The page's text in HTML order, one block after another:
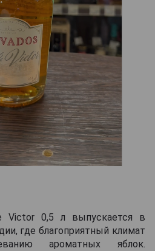
Victor 0,5 л выпускается в
где благоприятный климат
ароматных яблок.